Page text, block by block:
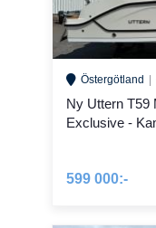
Östergötland
Ny Uttern T59
Exclusive -
599 000:-